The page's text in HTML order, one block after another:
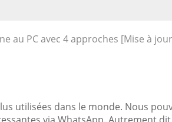
au PC avec 4 approches [Mise à
utilisées dans le monde. Nous